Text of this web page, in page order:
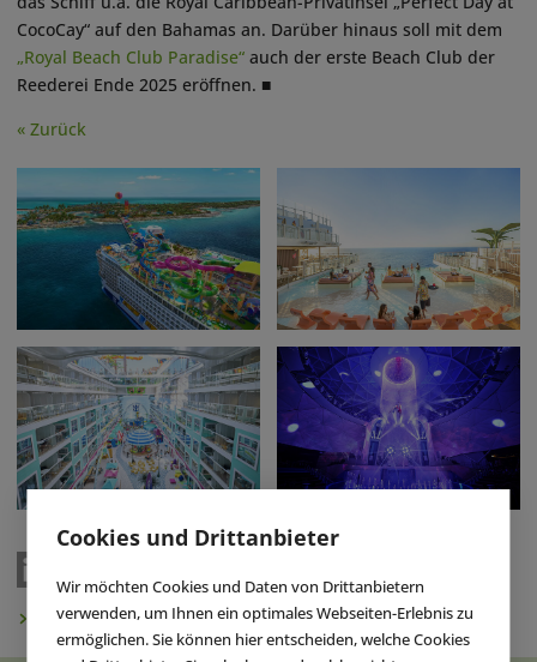
Cookies und Drittanbieter
Wir möchten Cookies und Daten von Drittanbietern
verwenden, um Ihnen ein optimales Webseiten-Erlebnis zu
ermöglichen. Sie können hier entscheiden, welche Cookies
CocoCay“ auf den Bahamas an. Darüber hinaus soll mit dem
„Royal Beach Club Paradise“ auch der erste Beach Club der
Reederei Ende 2025 eröffnen. ■
« Zurück
Newsletter abonnieren